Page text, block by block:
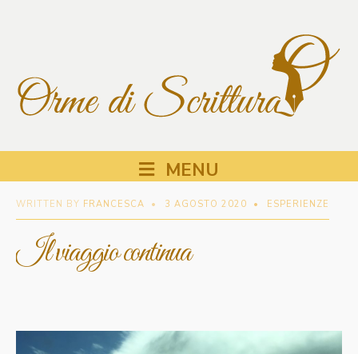
MENU
WRITTEN BY FRANCESCA • 3 AGOSTO 2020 • ESPERIENZE
Il viaggio continua